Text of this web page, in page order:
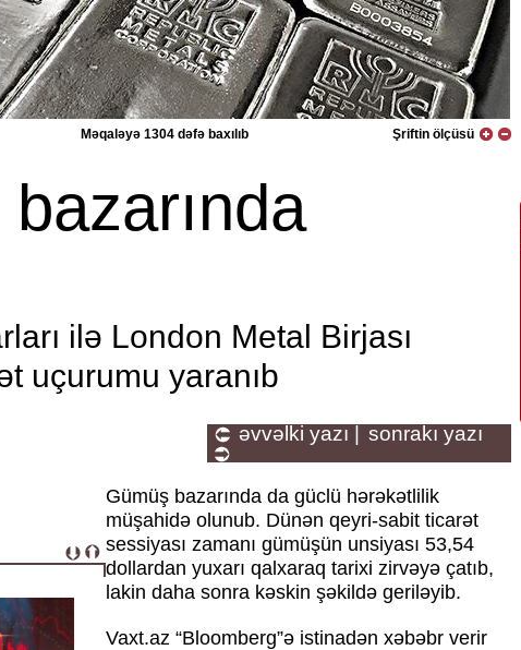
Məqaləyə 1304 dəfə baxılıb Şriftin ölçüsü
ilə London Metal Birjası
uçurumu yaranıb
əvvəlki yazı | sonrakı yazı
Gümüş bazarında da güclü hərəkətlilik
müşahidə olunub. Dünən qeyri-sabit ticarət
sessiyası zamanı gümüşün unsiyası 53,54
dollardan yuxarı qalxaraq tarixi zirvəyə çatıb,
lakin daha sonra kəskin şəkildə geriləyib.
Vaxt.az “Bloomberg”ə istinadən xəbəbr verir